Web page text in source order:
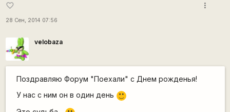
favorite_border
28 Сен, 2014 07:56
more_vert
velobaza
Поздравляю Форум "Поехали" с Днем рожденья!
У нас с ним он в один день
:)